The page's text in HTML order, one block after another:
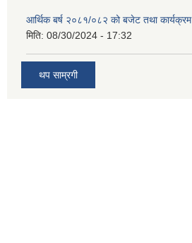
आर्थिक बर्ष २०८१/०८२ को बजेट तथा कार्यक्रम
मिति: 08/30/2024 - 17:32
थप साम्रगी